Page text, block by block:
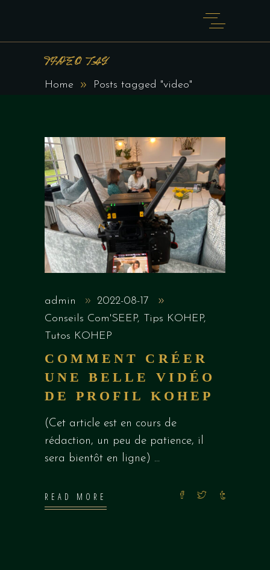
VIDEO TAG
Home Posts tagged "video"
admin
2022-08-17
Conseils Com'SEEP, Tips KOHEP,
Tutos KOHEP
COMMENT CRÉER
UNE BELLE VIDÉO
DE PROFIL KOHEP
(Cet article est en cours de
rédaction, un peu de patience, il
sera bientôt en ligne)
READ MORE